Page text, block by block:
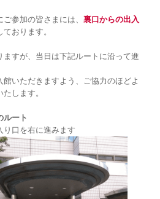
参加の皆さまには、 裏口からの出入
おります。
ますが、当日は下記ルートに沿って進
館いただきますよう、ご協力のほどよ
します。
ート
口を右に進みます